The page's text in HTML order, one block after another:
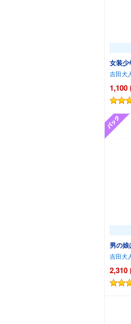
女装少
吉田犬
1,100
男の
吉田犬
2,310